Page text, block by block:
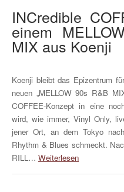
INCredible
einem
MIX aus Koenji
Koenji bleibt das Epizentrum
neuen „MELLOW 90s R&B
COFFEE-Konzept in eine
wird, wie immer, Vinyl Only,
jener Ort, an dem Tokyo
Rhythm & Blues schmeckt.
RILL… Weiterlesen